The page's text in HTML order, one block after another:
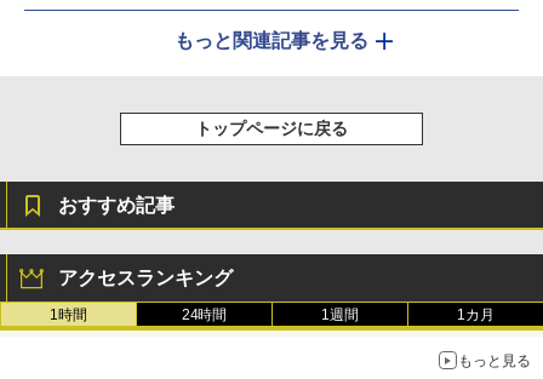
もっと関連記事を見る
トップページに戻る
おすすめ記事
アクセスランキング
1時間 24時間 1週間 1カ月
もっと見る